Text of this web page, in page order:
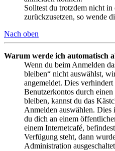
Solltest du trotzdem nicht
zurückzusetzen, so wende
Nach oben
Warum werde ich automatisch
Wenn du beim Anmelden
bleiben“ nicht auswählst,
angemeldet. Dies
Benutzerkontos durch
bleiben, kannst du das
Anmelden auswählen. Dies
du dich an einem
einem Internetcafé,
Verfügung steht, dann
Administration